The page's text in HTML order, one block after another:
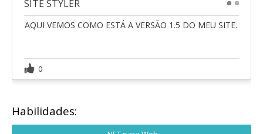
SITE STYLER
AQUI VEMOS COMO ESTÁ A VERSÃO 1.5 DO MEU SITE.
0
Habilidades: